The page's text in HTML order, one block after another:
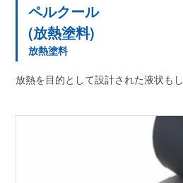
ペルクール
(放熱塗料)
放熱塗料
放熱を目的として設計された液状も